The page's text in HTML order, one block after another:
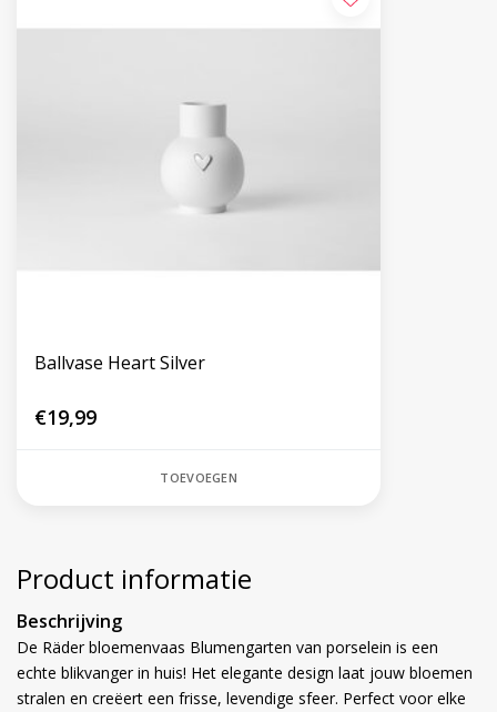
Ballvase Heart Silver
€19,99
TOEVOEGEN
Product informatie
Beschrijving
De Räder bloemenvaas Blumengarten van porselein is een
echte blikvanger in huis! Het elegante design laat jouw bloemen
stralen en creëert een frisse, levendige sfeer. Perfect voor elke